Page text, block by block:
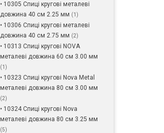
• 10305 Спиці кругові металеві
довжина 40 см 2.25 мм (1)
• 10306 Спиці кругові металеві
довжина 40 см 2.75 мм (2)
• 10313 Спиці кругові NOVA
металеві довжина 60 см 3.00 мм
(1)
• 10323 Спиці кругові Nova Metal
металеві довжина 80 см 3.00 мм
(2)
• 10324 Спиці кругові Nova
металеві довжина 80 см 3.25 мм
(5)